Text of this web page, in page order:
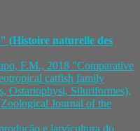
(Histoire naturelle des
F.M., 2018 "Comparative
catfish family
Ostariophysi, Siluriformes),
Journal of the